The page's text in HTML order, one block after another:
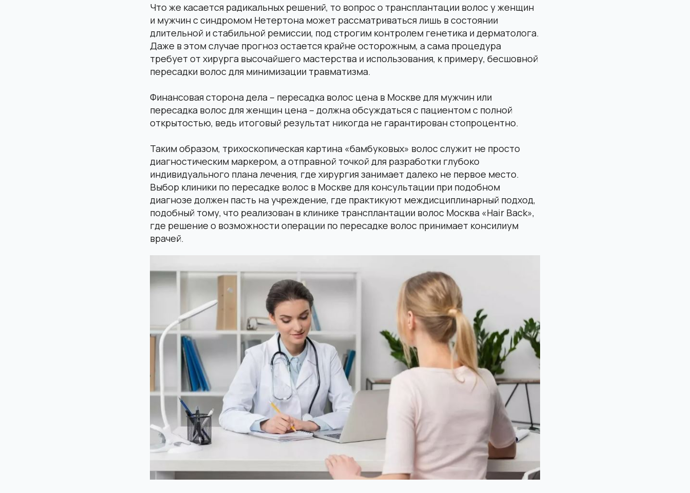
Что же касается радикальных решений, то вопрос о трансплантации волос у женщин
и мужчин с синдромом Нетертона может рассматриваться лишь в состоянии
длительной и стабильной ремиссии, под строгим контролем генетика и дерматолога.
Даже в этом случае прогноз остается крайне осторожным, а сама процедура
требует от хирурга высочайшего мастерства и использования, к примеру, бесшовной
пересадки волос для минимизации травматизма.
Финансовая сторона дела – пересадка волос цена в Москве для мужчин или
пересадка волос для женщин цена – должна обсуждаться с пациентом с полной
открытостью, ведь итоговый результат никогда не гарантирован стопроцентно.
Таким образом, трихоскопическая картина «бамбуковых» волос служит не просто
диагностическим маркером, а отправной точкой для разработки глубоко
индивидуального плана лечения, где хирургия занимает далеко не первое место.
Выбор клиники по пересадке волос в Москве для консультации при подобном
диагнозе должен пасть на учреждение, где практикуют междисциплинарный подход,
подобный тому, что реализован в клинике трансплантации волос Москва «Hair Back»,
где решение о возможности операции по пересадке волос принимает консилиум
врачей.
Regenera Activa
Плазмотерапия для волос
Трихопигментация
Пересадка волос FUE Hand
О клинике
Контакты
Карта сайта
Блог
Отзывы
Врачи
Контакты
г. Москва, Электрозаводская, 33
+7 (495) 182-01-81
Info@hair-back.ru
Пн-Пт: 9:00 - 20:00, Сб: 10:00 - 18:00